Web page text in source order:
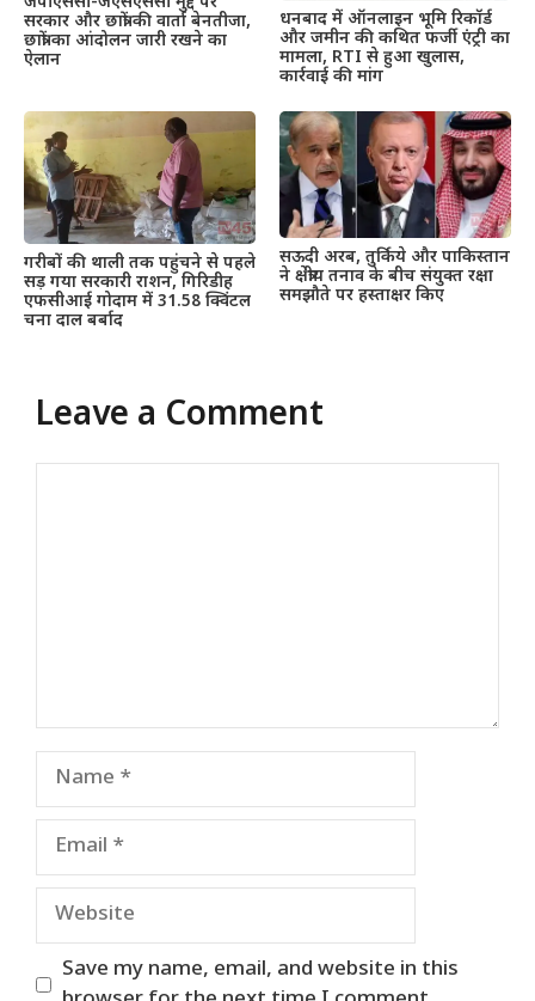
सरकार और छात्रों की वार्ता बेनतीजा,
छात्रों का आंदोलन जारी रखने का
ऐलान
धनबाद में ऑनलाइन भूमि रिकॉर्ड
और जमीन की कथित फर्जी एंट्री का
मामला, RTI से हुआ खुलास,
कार्रवाई की मांग
गरीबों की थाली तक पहुंचने से पहले
सड़ गया सरकारी राशन, गिरिडीह
एफसीआई गोदाम में 31.58 क्विंटल
चना दाल बर्बाद
सऊदी अरब, तुर्किये और पाकिस्तान
ने क्षेत्रीय तनाव के बीच संयुक्त रक्षा
समझौते पर हस्ताक्षर किए
Leave a Comment
Name
Email
Website
Save my name, email, and website in this